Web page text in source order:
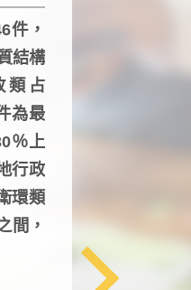
件，
結構
類占
為最
％上
行政
環類
間，